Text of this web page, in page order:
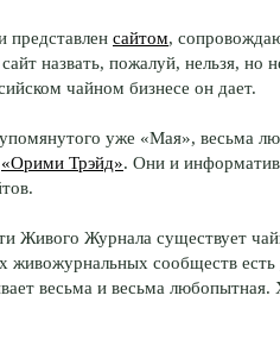
представлен сайтом,
назвать, пожалуй, нельзя, но
чайном бизнесе он дает.
уже «Мая», весьма
«Орими Трэйд». Они и
Живого Журнала существует
живожурнальных сообществ есть
весьма и весьма любопытная.